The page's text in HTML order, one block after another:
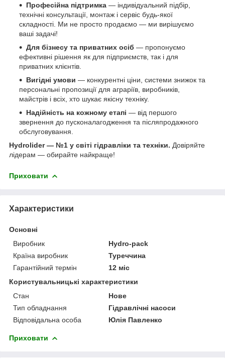
Професійна підтримка — індивідуальний підбір,
технічні консультації, монтаж і сервіс будь-якої
складності. Ми не просто продаємо — ми вирішуємо
ваші задачі!
Для бізнесу та приватних осіб — пропонуємо
ефективні рішення як для підприємств, так і для
приватних клієнтів.
Вигідні умови — конкурентні ціни, системи знижок та
персональні пропозиції для аграріїв, виробників,
майстрів і всіх, хто шукає якісну техніку.
Надійність на кожному етапі — від першого
звернення до пусконалагодження та післяпродажного
обслуговування.
Hydrolider — №1 у світі гідравліки та техніки. Довіряйте
лідерам — обирайте найкраще!
Приховати
Характеристики
Основні
Виробник
Hydro-pack
Країна виробник
Туреччина
Гарантійний термін
12 міс
Користувальницькі характеристики
Стан
Нове
Тип обладнання
Гідравлічні насоси
Відповідальна особа
Юлія Павленко
Приховати